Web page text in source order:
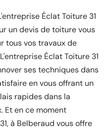
Éclat Toiture 31
un devis de toiture vous
tous vos travaux de
Éclat Toiture 31
ses techniques dans
en vous offrant un
rapides dans la
Et en ce moment
à Belberaud vous offre